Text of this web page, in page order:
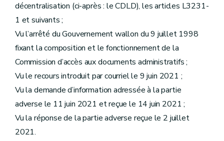
décentralisation (ci-après : le CDLD), les articles L3231-
1 et suivants ;
Vu l’arrêté du Gouvernement wallon du 9 juillet 1998
fixant la composition et le fonctionnement de la
Commission d’accès aux documents administratifs ;
Vu le recours introduit par courriel le 9 juin 2021 ;
Vu la demande d’information adressée à la partie
adverse le 11 juin 2021 et reçue le 14 juin 2021 ;
Vu la réponse de la partie adverse reçue le 2 juillet
2021.